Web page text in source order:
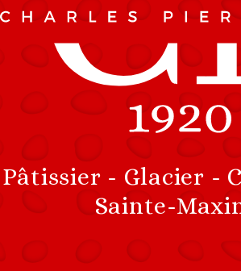
Pâtissier - Glacier -
Sainte-
Charles